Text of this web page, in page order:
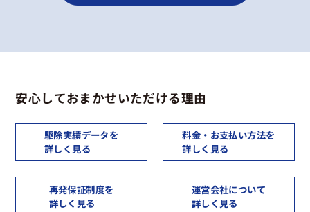
安心しておまかせいただける理由
駆除実績データを
詳しく見る
料金・お支払い方法を
詳しく見る
再発保証制度を
詳しく見る
運営会社について
詳しく見る